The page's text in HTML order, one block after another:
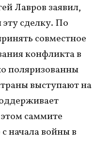
Лавров заявил,
сделку. По
совместное
конфликта в
поляризованны
выступают на
саммите
начала войны в